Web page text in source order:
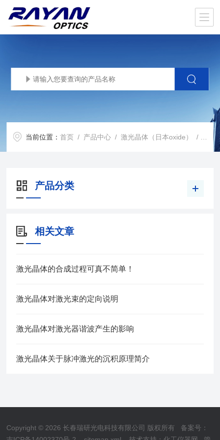
当前位置：首页 / 产品中心 /激光晶体（日本oxide） / 激光
产品分类
相关文章
激光晶体的合成过程可真不简单！
激光晶体对激光束的定向说明
激光晶体对激光器谐波产生的影响
激光晶体关于脉冲激光的沉积原理简介
Copyright © 2026 长春瑞研光电科技有限公司 版权所有 备案号：